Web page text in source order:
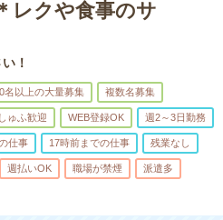
レクや食事のサ
！
名以上の大量募集 複数名募集
しゅふ歓迎 WEB登録OK 週2～3日勤務
仕事 17時前までの仕事 残業なし
週払いOK 職場が禁煙 派遣多